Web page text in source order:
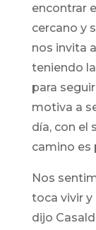
encontrar
cercano y
nos invita
teniendo
para
motiva a
día, con el
camino es
Nos
toca vivir y
dijo